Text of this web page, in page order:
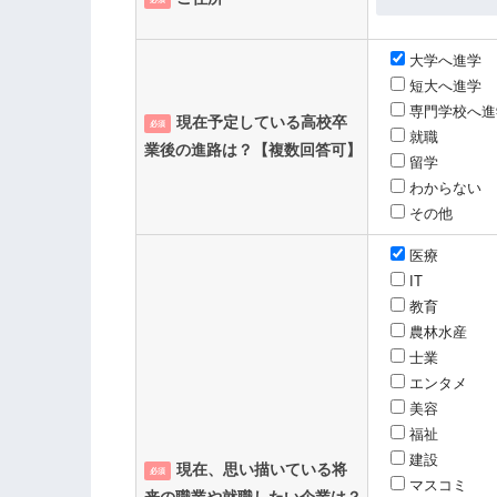
第10条 会員資格の喪失
必須
現在予定している高校卒
業後の進路は？【複数回答可】
大学へ進学
短大へ進学
専門学校へ
就職
留学
わからない
その他
必須
現在、思い描いている将
医療
IT
教育
農林水産
士業
エンタメ
美容
福祉
建設
マスコミ